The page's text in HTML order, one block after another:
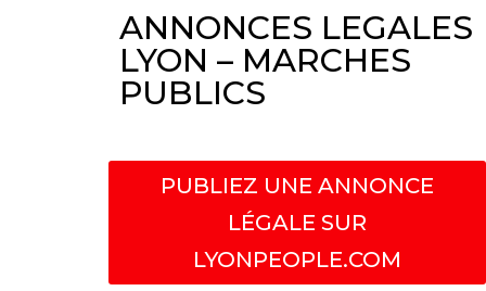
ANNONCES LEGALES
LYON – MARCHES
PUBLICS
PUBLIEZ UNE ANNONCE
LÉGALE SUR
LYONPEOPLE.COM